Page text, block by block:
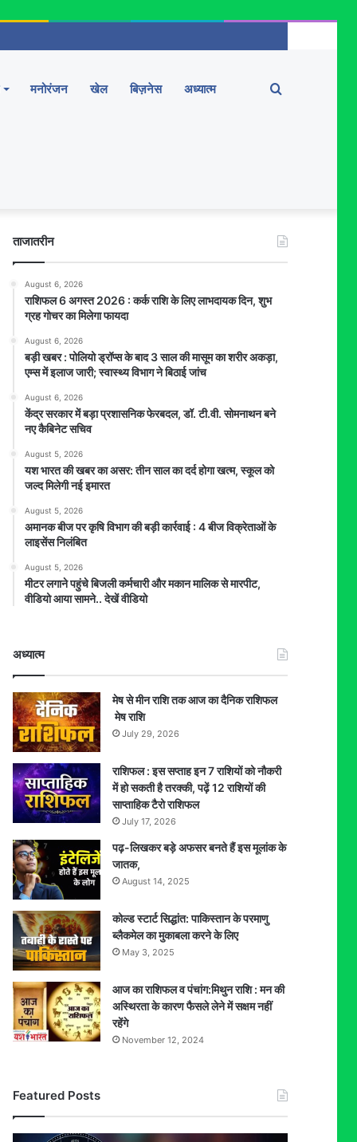
मनोरंजन खेल बिज़नेस अध्यात्म Search
ताजातरीन
August 6, 2026
राशिफल 6 अगस्त 2026 : कर्क राशि के लिए लाभदायक दिन, शुभ
ग्रह गोचर का मिलेगा फायदा
August 6, 2026
बड़ी खबर : पोलियो ड्रॉप्स के बाद 3 साल की मासूम का शरीर अकड़ा,
एम्स में इलाज जारी; स्वास्थ्य विभाग ने बिठाई जांच
August 6, 2026
केंद्र सरकार में बड़ा प्रशासनिक फेरबदल, डॉ. टी.वी. सोमनाथन बने
नए कैबिनेट सचिव
August 5, 2026
यश भारत की खबर का असर: तीन साल का दर्द होगा खत्म, स्कूल को
जल्द मिलेगी नई इमारत
August 5, 2026
अमानक बीज पर कृषि विभाग की बड़ी कार्रवाई : 4 बीज विक्रेताओं के
लाइसेंस निलंबित
August 5, 2026
मीटर लगाने पहुंचे बिजली कर्मचारी और मकान मालिक से मारपीट,
वीडियो आया सामने.. देखें वीडियो
अध्यात्म
मेष से मीन राशि तक आज का दैनिक राशिफल
मेष राशि
July 29, 2026
राशिफल : इस सप्ताह इन 7 राशियों को नौकरी
में हो सकती है तरक्की, पढ़ें 12 राशियों की
साप्ताहिक टैरो राशिफल
July 17, 2026
पढ़-लिखकर बड़े अफसर बनते हैं इस मूलांक के
जातक,
August 14, 2025
कोल्ड स्टार्ट सिद्धांत: पाकिस्तान के परमाणु
ब्लैकमेल का मुकाबला करने के लिए
May 3, 2025
आज का राशिफल व पंचांग:मिथुन राशि : मन की
अस्थिरता के कारण फैसले लेने में सक्षम नहीं
रहेंगे
November 12, 2024
Featured Posts